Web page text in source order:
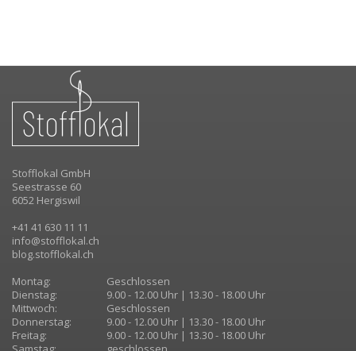
Stofflokal GmbH
Seestrasse 60
6052 Hergiswil
+41 41 630 11 11
info@stofflokal.ch
blog.stofflokal.ch
Montag:
Geschlossen
Dienstag:
9.00 - 12.00 Uhr | 13.30 - 18.00 Uhr
Mittwoch:
Geschlossen
Donnerstag:
9.00 - 12.00 Uhr | 13.30 - 18.00 Uhr
Freitag:
9.00 - 12.00 Uhr | 13.30 - 18.00 Uhr